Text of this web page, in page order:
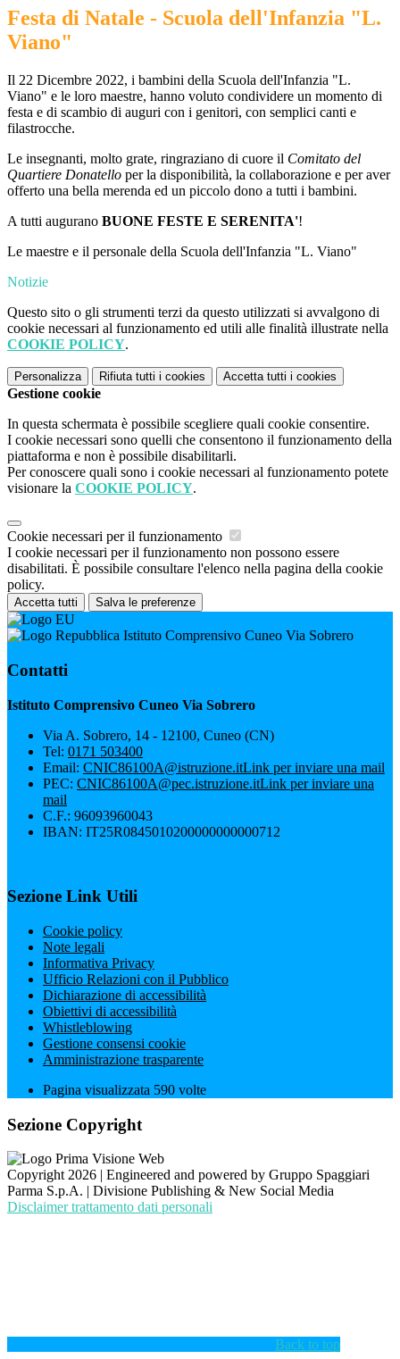
Festa di Natale - Scuola dell'Infanzia "L.
Viano"
Il 22 Dicembre 2022, i bambini della Scuola dell'Infanzia "L.
Viano" e le loro maestre, hanno voluto condividere un momento di
festa e di scambio di auguri con i genitori, con semplici canti e
filastrocche.
Le insegnanti, molto grate, ringraziano di cuore il Comitato del
Quartiere Donatello per la disponibilità, la collaborazione e per aver
offerto una bella merenda ed un piccolo dono a tutti i bambini.
A tutti augurano BUONE FESTE E SERENITA'!
Le maestre e il personale della Scuola dell'Infanzia "L. Viano"
Notizie
Questo sito o gli strumenti terzi da questo utilizzati si avvalgono di
cookie necessari al funzionamento ed utili alle finalità illustrate nella
COOKIE POLICY.
Personalizza Rifiuta tutti i cookies Accetta tutti i cookies
Gestione cookie
In questa schermata è possibile scegliere quali cookie consentire.
I cookie necessari sono quelli che consentono il funzionamento della
piattaforma e non è possibile disabilitarli.
Per conoscere quali sono i cookie necessari al funzionamento potete
visionare la COOKIE POLICY.
Cookie necessari per il funzionamento
I cookie necessari per il funzionamento non possono essere
disabilitati. È possibile consultare l'elenco nella pagina della cookie
policy.
Accetta tutti Salva le preferenze
Istituto Comprensivo Cuneo Via Sobrero
Contatti
Istituto Comprensivo Cuneo Via Sobrero
Via A. Sobrero, 14 - 12100, Cuneo (CN)
Tel: 0171 503400
Email: CNIC86100A@istruzione.itLink per inviare una mail
PEC: CNIC86100A@pec.istruzione.itLink per inviare una
mail
C.F.: 96093960043
IBAN: IT25R0845010200000000000712
Sezione Link Utili
Cookie policy
Note legali
Informativa Privacy
Ufficio Relazioni con il Pubblico
Dichiarazione di accessibilità
Obiettivi di accessibilità
Whistleblowing
Gestione consensi cookie
Amministrazione trasparente
Pagina visualizzata 590 volte
Sezione Copyright
Copyright 2026 | Engineered and powered by Gruppo Spaggiari
Parma S.p.A. | Divisione Publishing & New Social Media
Disclaimer trattamento dati personali
Back to top